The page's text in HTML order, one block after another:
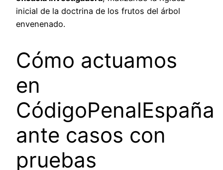
inicial de la doctrina de los frutos del árbol
envenenado.
Cómo actuamos
en
CódigoPenalEspaña
ante casos con
pruebas